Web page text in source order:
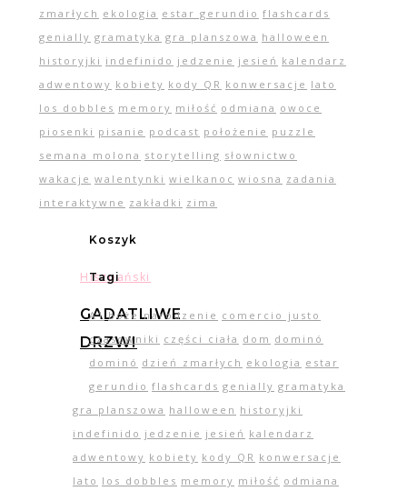
zmarłych ekologia estar gerundio flashcards
genially gramatyka gra planszowa halloween
historyjki indefinido jedzenie jesień kalendarz
adwentowy kobiety kody QR konwersacje lato
los dobbles memory miłość odmiana owoce
piosenki pisanie podcast położenie puzzle
semana molona storytelling słownictwo
wakacje walentynki wielkanoc wiosna zadania
interaktywne zakładki zima
Hiszpański
GADATLIWE
DRZWI
Koszyk
Tagi
A1 boże narodzenie comercio justo
czasowniki części ciała dom dominó
dominó dzień zmarłych ekologia estar
gerundio flashcards genially gramatyka
gra planszowa halloween historyjki
indefinido jedzenie jesień kalendarz
adwentowy kobiety kody QR konwersacje
lato los dobbles memory miłość odmiana